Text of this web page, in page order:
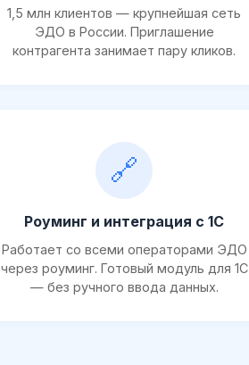
1,5 млн клиентов — крупнейшая сеть
ЭДО в России. Приглашение
контрагента занимает пару кликов.
🔗
Роуминг и интеграция с 1С
Работает со всеми операторами ЭДО
через роуминг. Готовый модуль для 1С
— без ручного ввода данных.